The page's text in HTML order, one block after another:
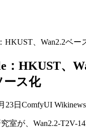
HKUST、Wan2.2ベ
：HKUST、
ース化
23日 ComfyUI Wikinews
室が、Wan2.2-T2V-